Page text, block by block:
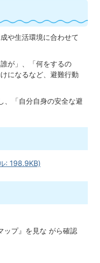
や生活環境に合わせて
が」、「何をするの
になるなど、避難行動
、「自分自身の安全な避
: 198.9KB)
ップ』を見な がら確認